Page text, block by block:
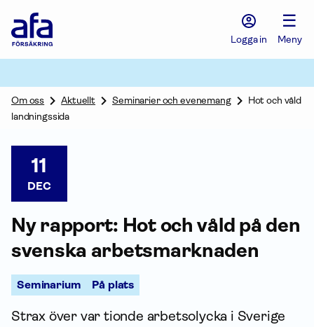
Försäkring
Logga in
☰
Meny
Om oss Aktuellt Seminarier och evenemang
Hot och våld
landningssida
11
DEC
Ny rapport: Hot och våld på den
svenska arbets­marknaden
Seminarium På plats
Strax över var tionde arbetsolycka i Sverige